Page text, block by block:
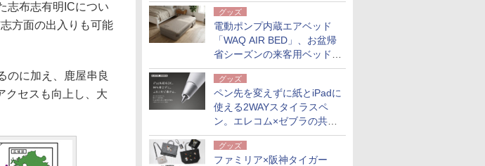
グッズ
電動ポンプ内蔵エアベッド
「WAQ AIR BED」、お盆帰
省シーズンの来客用ベッドに
も。使用後は収納バッグでコ
ンパクトに保管
グッズ
ペン先を変えずに紙とiPadに
使える2WAYスタイラスペ
ン。エレコム×ゼブラの共同
開発
グッズ
ファミリア×阪神タイガー
志布志有明ICについ
方面の出入りも可能
のに加え、鹿屋串良
クセスも向上し、大